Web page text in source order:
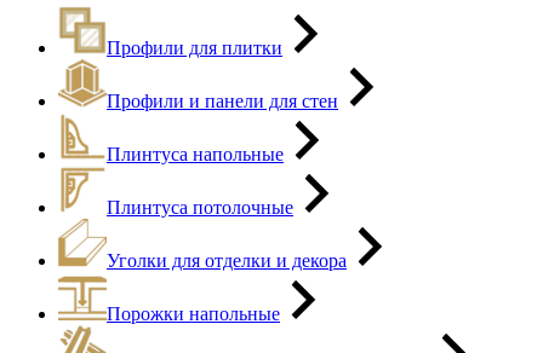
Профили для плитки
Профили и панели для стен
Плинтуса напольные
Плинтуса потолочные
Уголки для отделки и декора
Порожки напольные